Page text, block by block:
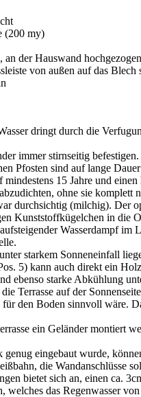
(200 my)
an der Hauswand
von außen auf das Blech
dringt durch die
immer stirnseitig
Pfosten sind auf lange
15 Jahre und
ohne sie
durchsichtig (milchig). Der
Kunststoffkügelchen in die
Wasserdampf
starkem Sonneneinfall
5) kann auch direkt ein
ebenso starke Abkühlung
Terrasse auf der
den Boden sinnvoll wäre.
ein Geländer montiert
eingebaut wurde,
die Wandanschlüsse
bietet sich an, einen ca.
welches das Regenwasser